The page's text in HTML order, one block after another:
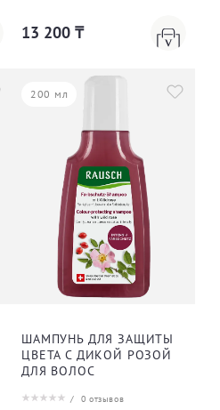
13 200 ₸
200 мл
ШАМПУНЬ ДЛЯ ЗАЩИТЫ
ЦВЕТА С ДИКОЙ РОЗОЙ
ДЛЯ ВОЛОС
/ 0 отзывов